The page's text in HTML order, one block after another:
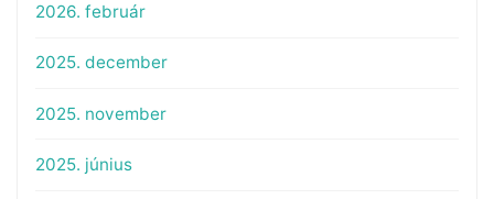
2026. február
2025. december
2025. november
2025. június